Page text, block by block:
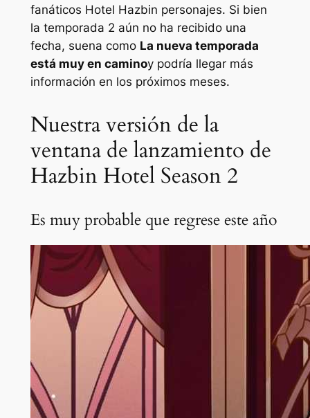
fanáticos Hotel Hazbin personajes. Si bien
la temporada 2 aún no ha recibido una
fecha, suena como La nueva temporada
está muy en caminoy podría llegar más
información en los próximos meses.
Nuestra versión de la
ventana de lanzamiento de
Hazbin Hotel Season 2
Es muy probable que regrese este año